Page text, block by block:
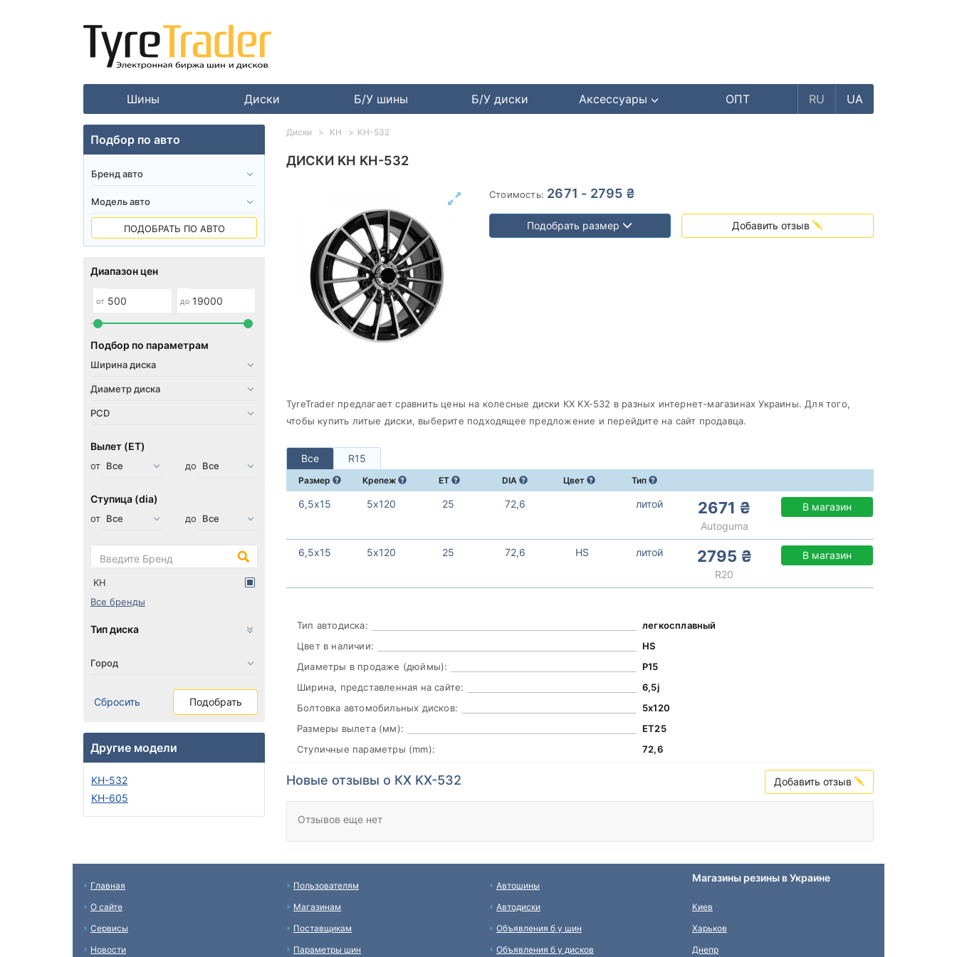
Шины Диски Б/У шины Б/У диски Аксессуары ОПТ RU UA
ДИСКИ KH KH-532
Стоимость: 2671 - 2795 ₴
Подобрать размер Добавить отзыв
TyreTrader предлагает сравнить цены на колесные диски КХ KХ-532 в разных интернет-магазинах Украины. Для того,
чтобы купить литые диски, выберите подходящее предложение и перейдите на сайт продавца.
Все R15
Размер Крепеж ET DIA Цвет Тип
6,5х15 5х120 25 72,6 литой 2671 ₴
Autoguma
В магазин
6,5х15 5х120 25 72,6 HS литой 2795 ₴
R20
В магазин
Тип автодиска:
легкосплавный
Цвет в наличии:
HS
Диаметры в продаже (дюймы):
Р15
Ширина, представленная на сайте:
6,5j
Болтовка автомобильных дисков:
5х120
Размеры вылета (мм):
ЕТ25
Ступичные параметры (mm):
72,6
Новые отзывы о КХ KХ-532 Добавить отзыв
Отзывов еще нет
Диски KH KH-532
Подбор по авто
ПОДОБРАТЬ ПО АВТО
Диапазон цен
от до
Подбор по параметрам
Вылет (ET)
от до
Ступица (dia)
от до
KH
Все бренды
Тип диска
Сбросить Подобрать
Другие модели
KH-532
KH-605
Главная
О сайте
Сервисы
Новости
Пользователям
Магазинам
Поставщикам
Параметры шин
Автошины
Автодиски
Объявления б у шин
Объявления б у дисков
Магазины резины в Украине
Киев
Харьков
Днепр